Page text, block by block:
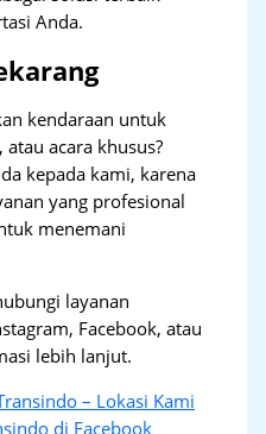
Anda.
kendaraan untuk
acara khusus?
kepada kami, karena
yang profesional
menemani
layanan
Facebook, atau
lebih lanjut.
– Lokasi Kami
di Facebook